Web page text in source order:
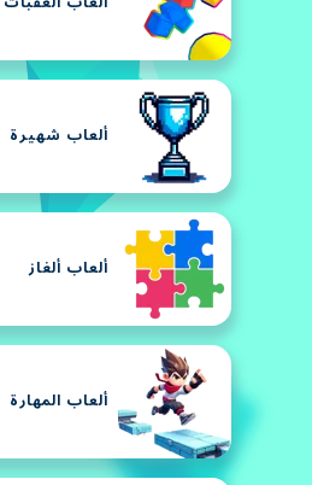
ألعاب العقبات
ألعاب شهيرة
ألعاب ألغاز
ألعاب المهارة